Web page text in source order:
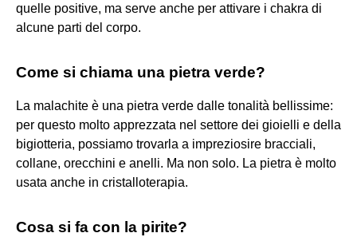
quelle positive, ma serve anche per attivare i chakra di
alcune parti del corpo.
Come si chiama una pietra verde?
La malachite è una pietra verde dalle tonalità bellissime:
per questo molto apprezzata nel settore dei gioielli e della
bigiotteria, possiamo trovarla a impreziosire bracciali,
collane, orecchini e anelli. Ma non solo. La pietra è molto
usata anche in cristalloterapia.
Cosa si fa con la pirite?